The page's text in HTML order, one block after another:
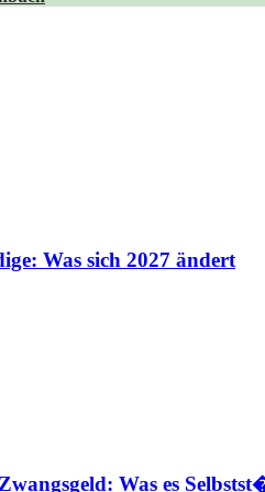
Was sich 2027 ändert
Was es